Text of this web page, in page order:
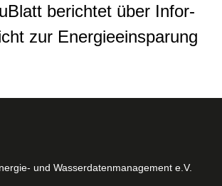
berichtet über In­for­
zur En­er­gie­ein­spa­rung
und Was­ser­da­ten­ma­nage­ment e.V.